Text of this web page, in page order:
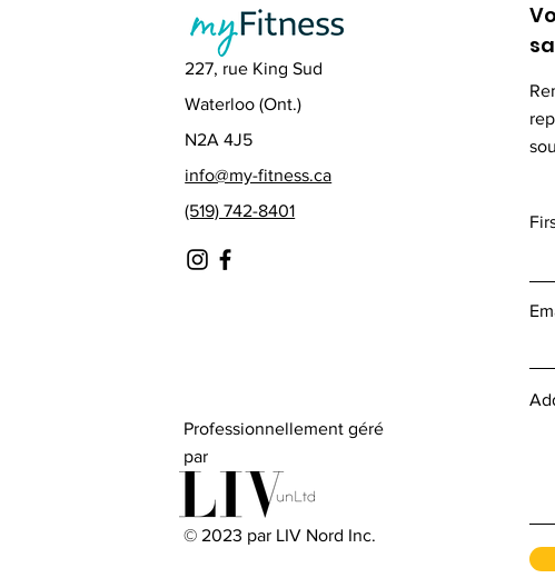
227, rue King Sud
Waterloo (Ont.)
N2A 4J5
info@my-fitness.ca
(519) 742-8401
Professionnellement géré
par
© 2023 par LIV Nord Inc.